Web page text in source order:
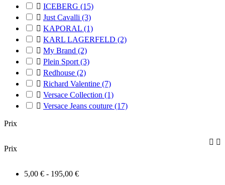
 ICEBERG (15)
 Just Cavalli (3)
 KAPORAL (1)
 KARL LAGERFELD (2)
 My Brand (2)
 Plein Sport (3)
 Redhouse (2)
 Richard Valentine (7)
 Versace Collection (1)
 Versace Jeans couture (17)
Prix
Prix
 
5,00 € - 195,00 €